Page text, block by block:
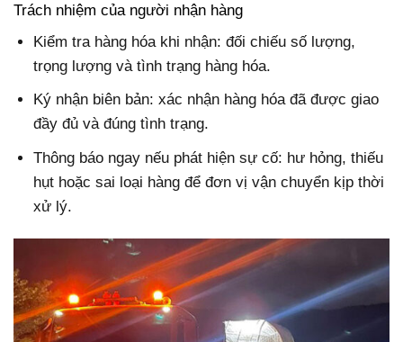
Trách nhiệm của người nhận hàng
Kiểm tra hàng hóa khi nhận: đối chiếu số lượng,
trọng lượng và tình trạng hàng hóa.
Ký nhận biên bản: xác nhận hàng hóa đã được giao
đầy đủ và đúng tình trạng.
Thông báo ngay nếu phát hiện sự cố: hư hỏng, thiếu
hụt hoặc sai loại hàng để đơn vị vận chuyển kịp thời
xử lý.